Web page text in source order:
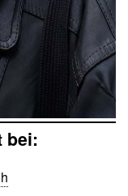
bei: